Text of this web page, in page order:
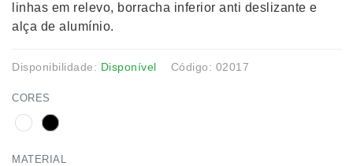
linhas em relevo, borracha inferior anti deslizante e
alça de alumínio.
Disponibilidade: Disponível Código: 02017
CORES
MATERIAL